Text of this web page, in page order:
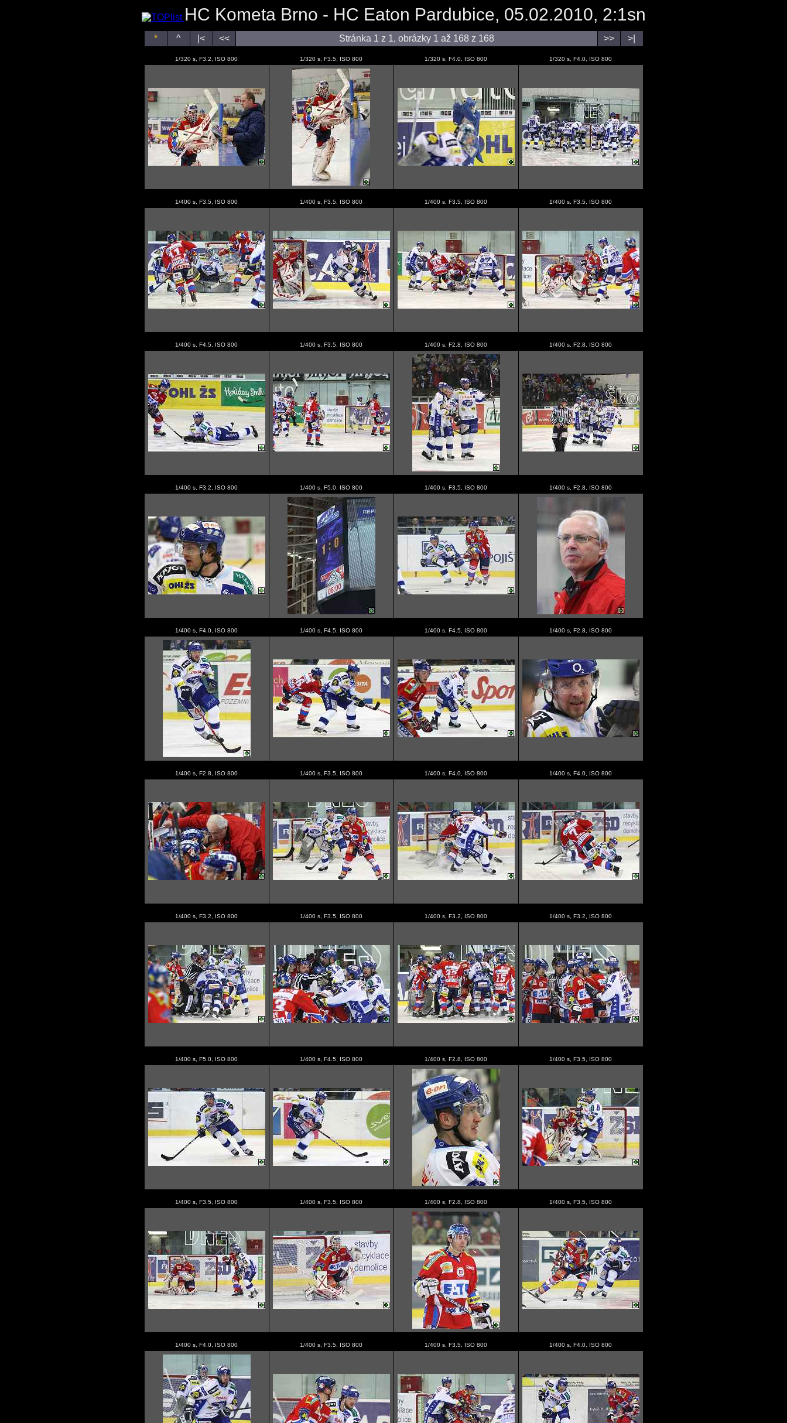
HC Kometa Brno - HC Eaton Pardubice, 05.02.2010, 2:1sn
* ^ |< << Stránka 1 z 1, obrázky 1 až 168 z 168 >> >|
1/320 s, F3.2, ISO 800 1/320 s, F3.5, ISO 800 1/320 s, F4.0, ISO 800 1/320 s, F4.0, ISO 800
1/400 s, F3.5, ISO 800 1/400 s, F3.5, ISO 800 1/400 s, F3.5, ISO 800 1/400 s, F3.5, ISO 800
1/400 s, F4.5, ISO 800 1/400 s, F3.5, ISO 800 1/400 s, F2.8, ISO 800 1/400 s, F2.8, ISO 800
1/400 s, F3.2, ISO 800 1/400 s, F5.0, ISO 800 1/400 s, F3.5, ISO 800 1/400 s, F2.8, ISO 800
1/400 s, F4.0, ISO 800 1/400 s, F4.5, ISO 800 1/400 s, F4.5, ISO 800 1/400 s, F2.8, ISO 800
1/400 s, F2.8, ISO 800 1/400 s, F3.5, ISO 800 1/400 s, F4.0, ISO 800 1/400 s, F4.0, ISO 800
1/400 s, F3.2, ISO 800 1/400 s, F3.5, ISO 800 1/400 s, F3.2, ISO 800 1/400 s, F3.2, ISO 800
1/400 s, F5.0, ISO 800 1/400 s, F4.5, ISO 800 1/400 s, F2.8, ISO 800 1/400 s, F3.5, ISO 800
1/400 s, F3.5, ISO 800 1/400 s, F3.5, ISO 800 1/400 s, F2.8, ISO 800 1/400 s, F3.5, ISO 800
1/400 s, F4.0, ISO 800 1/400 s, F3.5, ISO 800 1/400 s, F3.5, ISO 800 1/400 s, F4.0, ISO 800